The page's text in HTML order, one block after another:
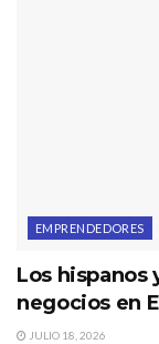
EMPRENDEDORES
Los hispanos
negocios en
JULIO 18, 2026